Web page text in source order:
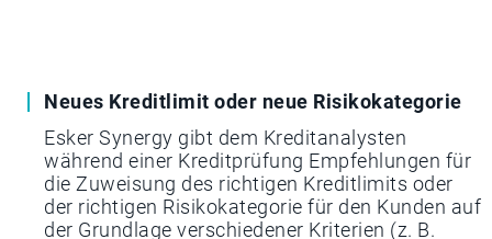
Neues Kreditlimit oder neue Risikokategorie
Esker Synergy gibt dem Kreditanalysten
während einer Kreditprüfung Empfehlungen für
die Zuweisung des richtigen Kreditlimits oder
der richtigen Risikokategorie für den Kunden auf
der Grundlage verschiedener Kriterien (z. B.